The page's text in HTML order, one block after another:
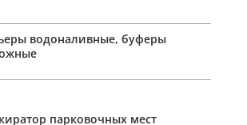
водоналивные, буферы
парковочных мест